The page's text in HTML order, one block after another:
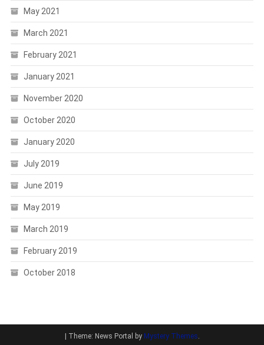
May 2021
March 2021
February 2021
January 2021
November 2020
October 2020
January 2020
July 2019
June 2019
May 2019
March 2019
February 2019
October 2018
Theme: News Portal by Mystery Themes.